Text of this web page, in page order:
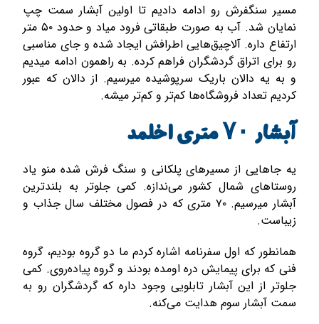
مسیر سنگفرش رو ادامه دادیم تا اولین آبشار سمت چپ
نمایان شد. آب به صورت طبقاتی فرود میاد و حدود ۵۰ متر
ارتفاع داره. آلاچیق‌هایی اطرافش ایجاد شده و جای مناسبی
رو برای اتراق گردشگران فراهم کرده. به راهمون ادامه میدیم
و به یه دالان باریک سرپوشیده میرسیم. از دالان که عبور
کردیم تعداد فروشگاه‌ها کم‌تر و کم‌تر میشه.
آبشار ۷۰ متری اخلمد
یه جاهایی از مسیرهای پلکانی و سنگ فرش شده منو یاد
روستاهای شمال کشور می‌ندازه. کمی جلوتر به بلندترین
آبشار میرسیم. ۷۰ متری که در فصول مختلف سال جذاب و
زیباست.
همانطور که اول سفرنامه اشاره کردم ما دو گروه بودیم، گروه
فنی که برای پیمایش دره اومده بودند و گروه پیاده‌روی. کمی
جلوتر از این آبشار تابلویی وجود داره که گردشگران رو به
سمت آبشار سوم هدایت می‌کنه.